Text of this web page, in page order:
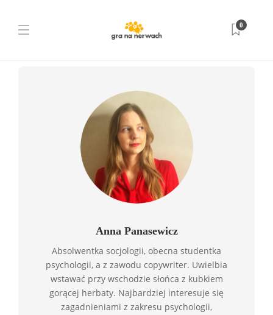
0
Strona główna Anna Panasewicz
Anna Panasewicz
Absolwentka socjologii, obecna studentka
psychologii, a z zawodu copywriter. Uwielbia
wstawać przy wschodzie słońca z kubkiem
gorącej herbaty. Najbardziej interesuje się
zagadnieniami z zakresu psychologii,